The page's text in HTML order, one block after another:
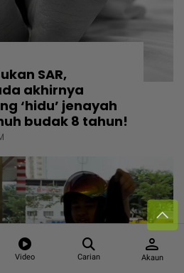
Video Carian
person
Akaun
SAR,
akhirnya
‘hidu’ jenayah
budak 8 tahun!